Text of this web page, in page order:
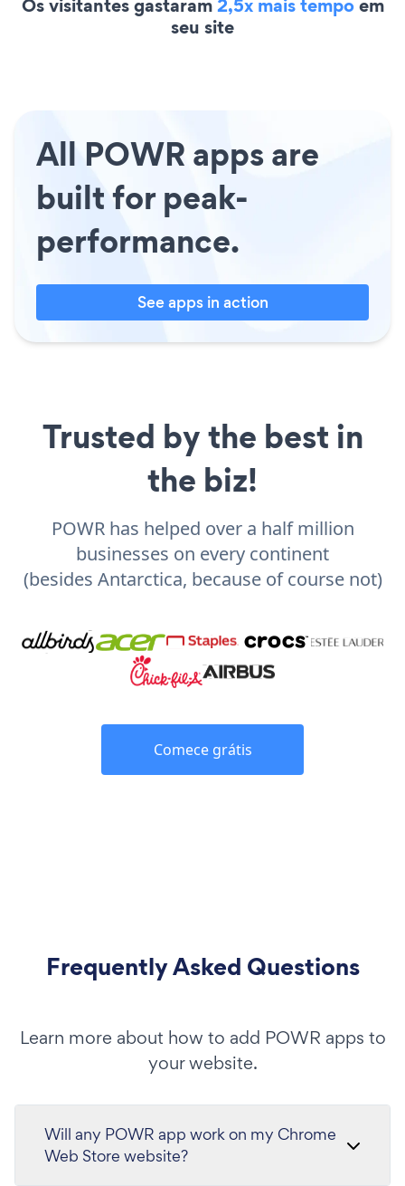
Os visitantes gastaram2,5x mais tempoem
seu site
All POWR apps are
built for peak-
performance.
See apps in action
Trusted by the best in
the biz!
POWR has helped over a half million
businesses on every continent
(besides Antarctica, because of course not)
Comece grátis
Frequently Asked Questions
Learn more about how to add POWR apps to
your website.
Will any POWR app work on my Chrome
Web Store website?